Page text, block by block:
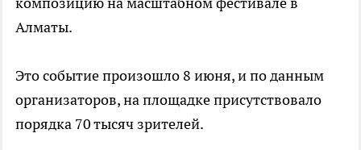
Алматы.
Это событие произошло 8 июня, и по данным
организаторов, на площадке присутствовало
порядка 70 тысяч зрителей.